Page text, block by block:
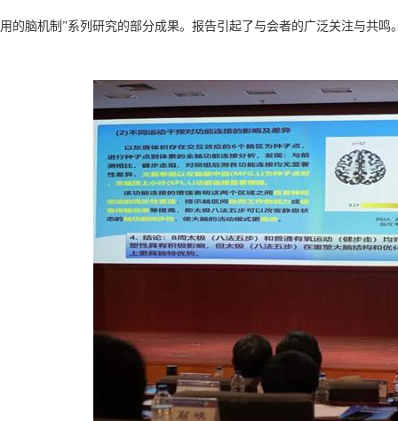
用的脑机制”系列研究的部分成果。报告引起了与会者的广泛关注与共鸣